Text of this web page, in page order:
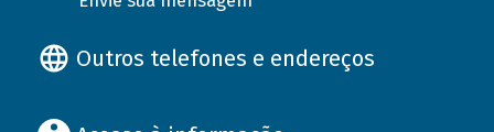
Outros telefones e endereços